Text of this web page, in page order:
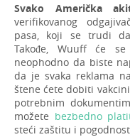
Svako Američka
verifikovanog
pasa, koji se trudi
Takođe, Wuuff će
neophodno da biste
da je svaka reklama
štene ćete dobiti
potrebnim
možete bezbedno
steći zaštitu i